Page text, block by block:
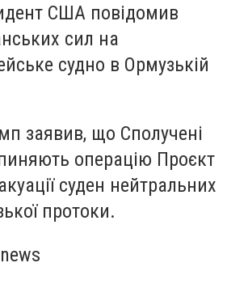
США повідомив
сил на
судно в Ормузькій
заявив, що Сполучені
операцію Проєкт
суден нейтральних
протоки.